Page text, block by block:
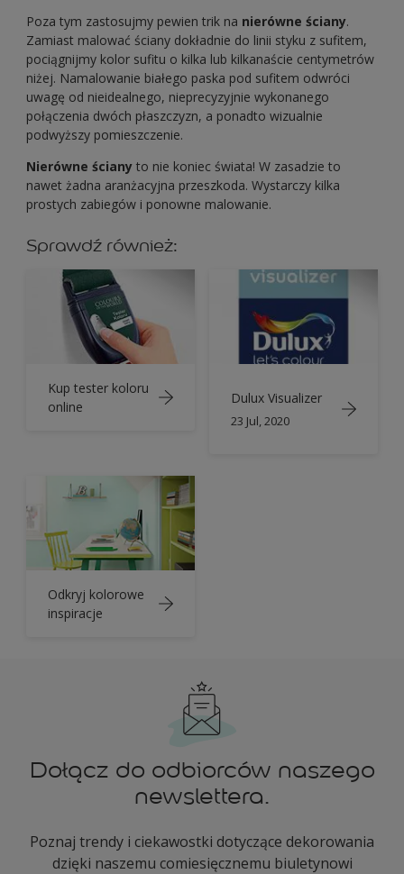
Poza tym zastosujmy pewien trik na nierówne ściany.
Zamiast malować ściany dokładnie do linii styku z sufitem,
pociągnijmy kolor sufitu o kilka lub kilkanaście centymetrów
niżej. Namalowanie białego paska pod sufitem odwróci
uwagę od nieidealnego, nieprecyzyjnie wykonanego
połączenia dwóch płaszczyzn, a ponadto wizualnie
podwyższy pomieszczenie.
Nierówne ściany to nie koniec świata! W zasadzie to
nawet żadna aranżacyjna przeszkoda. Wystarczy kilka
prostych zabiegów i ponowne malowanie.
Sprawdź również:
Kup tester koloru
online
Dulux Visualizer
23 Jul, 2020
Odkryj kolorowe
inspiracje
Dołącz do odbiorców naszego
newslettera.
Poznaj trendy i ciekawostki dotyczące dekorowania
dzięki naszemu comiesięcznemu biuletynowi